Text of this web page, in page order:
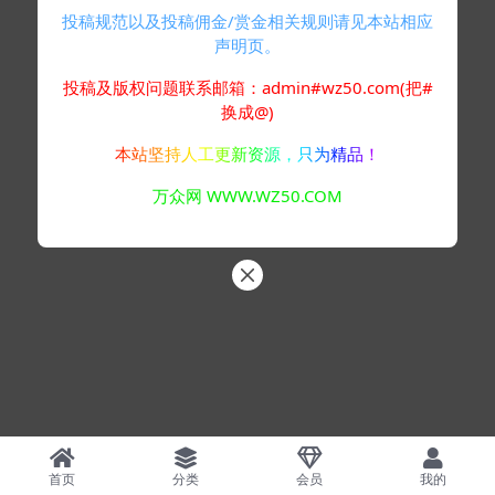
首页 分类 会员 我的
投稿规范以及投稿佣金/赏金相关规则请见本站相应
声明页。
投稿及版权问题联系邮箱：admin#wz50.com(把#
换成@)
本站坚持人工更新资源，只为精品！
万众网 WWW.WZ50.COM